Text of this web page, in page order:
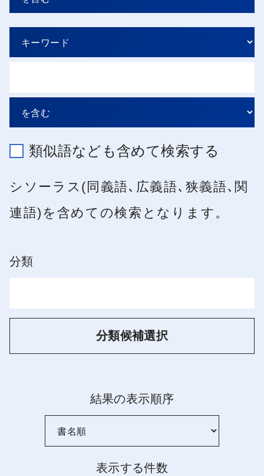
類似語なども含めて検索する
シソーラス(同義語､広義語､狭義語､関
連語)を含めての検索となります。
分類
分類候補選択
結果の表示順序
表示する件数